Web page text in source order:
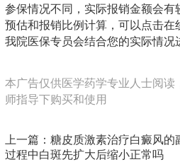
参保情况不同，实际报销金额会有
预估和报销比例计算，可以点击在
我院医保专员会结合您的实际情况
本广告仅供医学药学专业人士阅
师指导下购买和使用
上一篇： 糖皮质激素治疗白癜风的
过程中白斑先扩大后缩小正常吗